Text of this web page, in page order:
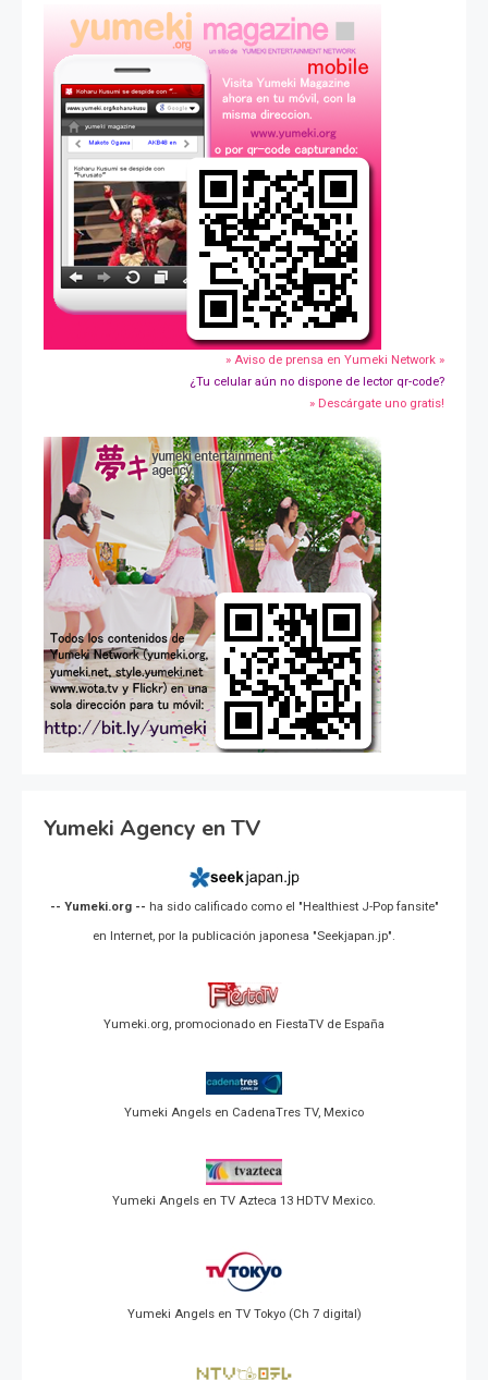
» Aviso de prensa en Yumeki Network »
¿Tu celular aún no dispone de lector qr-code?
» Descárgate uno gratis!
Yumeki Agency en TV
-- Yumeki.org -- ha sido calificado como el "Healthiest J-Pop fansite"
en Internet, por la publicación japonesa "Seekjapan.jp".
Yumeki.org, promocionado en FiestaTV de España
Yumeki Angels en CadenaTres TV, Mexico
Yumeki Angels en TV Azteca 13 HDTV Mexico.
Yumeki Angels en TV Tokyo (Ch 7 digital)